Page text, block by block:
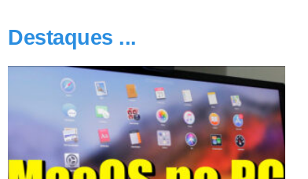
Destaques ...